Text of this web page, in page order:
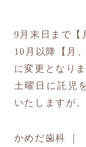
9月末日まで【
10月以降【月
に変更となりま
土曜日に託児
いたしますが
かめだ歯科